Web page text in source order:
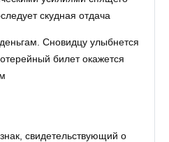
скудная отдача
Сновидцу улыбнется
билет окажется
свидетельствующий о